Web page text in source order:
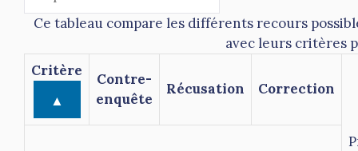
Ce tableau compare les différents recours
avec leurs critères
Critère
▲
Contre-
enquête
Récusation Correction